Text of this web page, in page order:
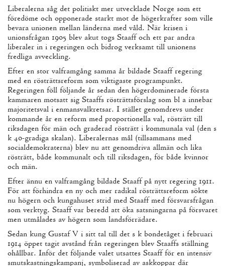
Liberalerna såg det politiskt mer utvecklade Norge som ett
föredöme och opponerade starkt mot de högerkrafter som ville
bevara unionen mellan länderna med våld. När krisen i
unionsfrågan 1905 blev akut togs Staaff och ett par andra
liberaler in i regeringen och bidrog verksamt till unionens
fredliga avveckling.
Efter en stor valframgång samma år bildade Staaff regering
med en rösträttsreform som viktigaste programpunkt.
Regeringen föll följande år sedan den högerdominerade första
kammaren motsatt sig Staaffs rösträttsförslag som bl a innebar
majoritetsval i enmansvalkretsar. I stället genomdrevs under
kommande år en reform med proportionella val, rösträtt till
riksdagen för män och graderad rösträtt i kommunala val (den s
k 40-gradiga skalan). Liberalernas mål (tillsammans med
socialdemokraterna) blev nu att genomdriva allmän och lika
rösträtt, både kommunalt och till riksdagen, för både kvinnor
och män.
Efter ännu en valframgång bildade Staaff på nytt regering 1911.
För att förhindra en ny och mer radikal rösträttsreform sökte
nu högern och kungahuset strid med Staaff med försvarsfrågan
som verktyg. Staaff var beredd att öka satsningarna på försvaret
men utmålades av högern som landsförrädare.
Sedan kung Gustaf V i sitt tal till det s k bondetåget i februari
1914 öppet tagit avstånd från regeringen blev Staaffs ställning
ohållbar. Inför det följande valet utsattes Staaff för en intensiv
smutskastningskampanj, symboliserad av askkoppar där